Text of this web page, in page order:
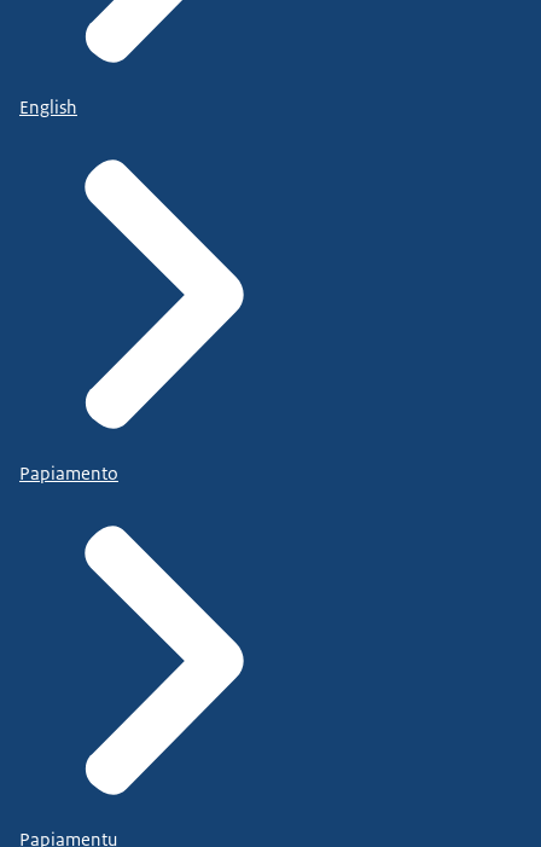
English
Papiamento
Papiamentu